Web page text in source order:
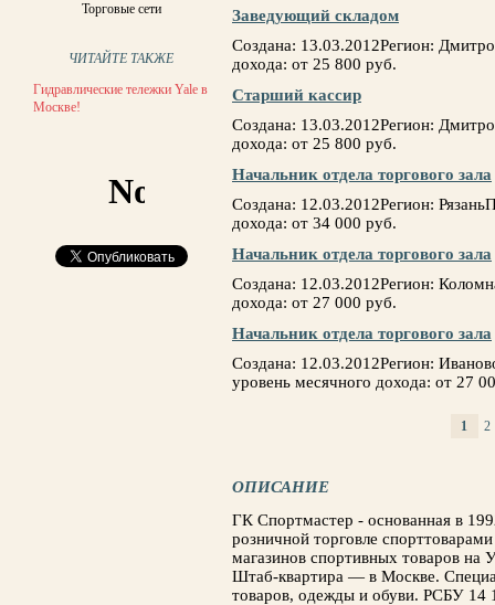
Торговые сети
ЧИТАЙТЕ ТАКЖЕ
Гидравлические тележки Yale в
Москве!
Заведующий складом
Создана: 13.03.2012Регион:
дохода: от 25 800 руб.
Старший кассир
Создана: 13.03.2012Регион:
дохода: от 25 800 руб.
Начальник отдела торгового зала
Создана: 12.03.2012Регион:
дохода: от 34 000 руб.
Начальник отдела торгового зала
Создана: 12.03.2012Регион:
дохода: от 27 000 руб.
Начальник отдела торгового зала
Создана: 12.03.2012Регион:
уровень месячного дохода: от 27
1 2
ОПИСАНИЕ
ГК Спортмастер - основанная в
розничной торговле
магазинов спортивных товаров на
Штаб-квартира — в Москве.
товаров, одежды и обуви. РСБУ 14